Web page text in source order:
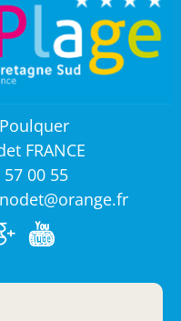
FRANCE
00 55